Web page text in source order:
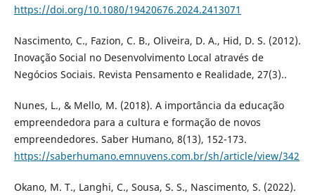
https://doi.org/10.1080/19420676.2024.2413071
Nascimento, C., Fazion, C. B., Oliveira, D. A., Hid, D. S. (2012).
Inovação Social no Desenvolvimento Local através de
Negócios Sociais. Revista Pensamento e Realidade, 27(3)..
Nunes, L., & Mello, M. (2018). A importância da educação
empreendedora para a cultura e formação de novos
empreendedores. Saber Humano, 8(13), 152-173.
https://saberhumano.emnuvens.com.br/sh/article/view/342
Okano, M. T., Langhi, C., Sousa, S. S., Nascimento, S. (2022).